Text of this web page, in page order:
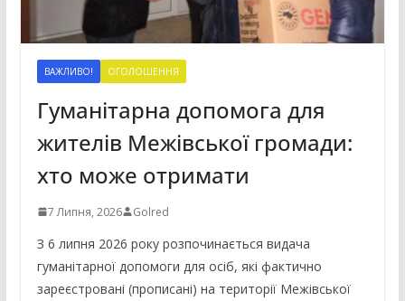
ВАЖЛИВО! ОГОЛОШЕННЯ
Гуманітарна допомога для
жителів Межівської громади:
хто може отримати
7 Липня, 2026 Golred
З 6 липня 2026 року розпочинається видача
гуманітарної допомоги для осіб, які фактично
зареєстровані (прописані) на території Межівської